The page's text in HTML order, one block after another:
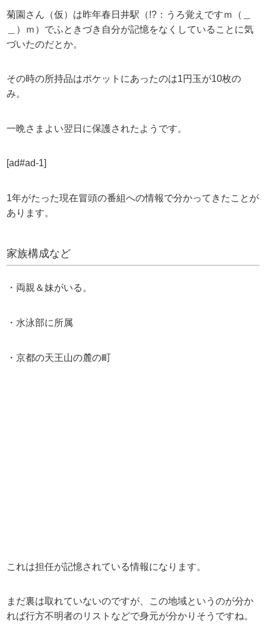
菊園さん（仮）は昨年春日井駅（!?：うろ覚えですｍ（＿
＿）ｍ）でふときづき自分が記憶をなくしていることに気
づいたのだとか。
その時の所持品はポケットにあったのは1円玉が10枚の
み。
一晩さまよい翌日に保護されたようです。
[ad#ad-1]
1年がたった現在冒頭の番組への情報で分かってきたことが
あります。
家族構成など
・両親＆妹がいる。
・水泳部に所属
・京都の天王山の麓の町
これは担任が記憶されている情報になります。
まだ裏は取れていないのですが、この地域というのが分か
れば行方不明者のリストなどで身元が分かりそうですね。